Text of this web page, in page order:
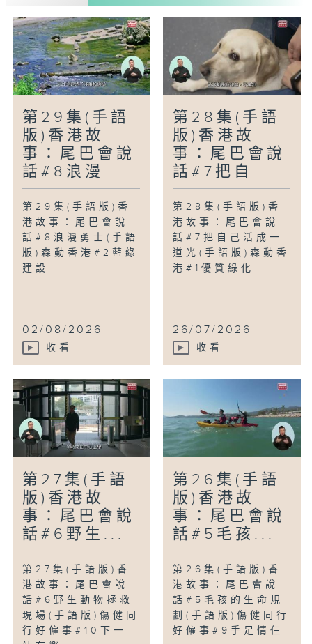
第29集(手語
版)香港故
事：尾巴會說
話#8浪漫...
第29集(手語版)香
港故事：尾巴會說
話#8浪漫勇士(手語
版)森動香港#2藍綠
建設
02/08/2026
收看
第28集(手語
版)香港故
事：尾巴會說
話#7把自...
第28集(手語版)香
港故事：尾巴會說
話#7把自己活成一
道光(手語版)森動香
港#1優質綠化
26/07/2026
收看
第27集(手語
版)香港故
事：尾巴會說
話#6野生...
第27集(手語版)香
港故事：尾巴會說
話#6野生動物拯救
現場(手語版)傷健同
行好僱事#10下一
第26集(手語
版)香港故
事：尾巴會說
話#5毛孩...
第26集(手語版)香
港故事：尾巴會說
話#5毛孩的生命規
劃(手語版)傷健同行
好僱事#9手足情仨